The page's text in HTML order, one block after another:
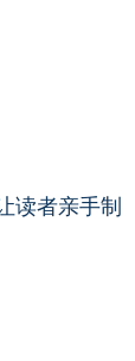
读者亲手制